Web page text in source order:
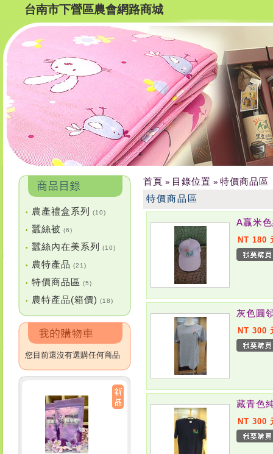
台南市下營區農會網路商城
• 農產禮盒系列 (10)
• 蠶絲被 (6)
• 蠶絲內在美系列 (10)
• 農特產品 (21)
• 特價商品區 (5)
• 農特產品(箱價) (18)
您目前還沒有選購任何商品
首頁 » 目錄位置 » 特價商品區
特價商品區
A贏米
NT 180
灰色圓
NT 300
藏青色
NT 300